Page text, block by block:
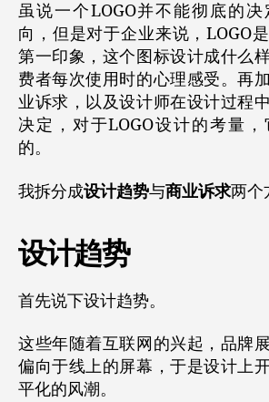
虽说一个LOGO并不能彻底的
向，但是对于企业来说，LOGO
第一印象，这个图标设计成什么
费者每次使用时的心理感受。再
业诉求，以及设计师在设计过程
决定，对于LOGO设计的考量
的。
我拆分成设计趋势与商业诉求两个
设计趋势
首先说下设计趋势。
这些年随着互联网的兴起，品牌
偏向于线上的屏幕，于是设计上
平化的风潮。